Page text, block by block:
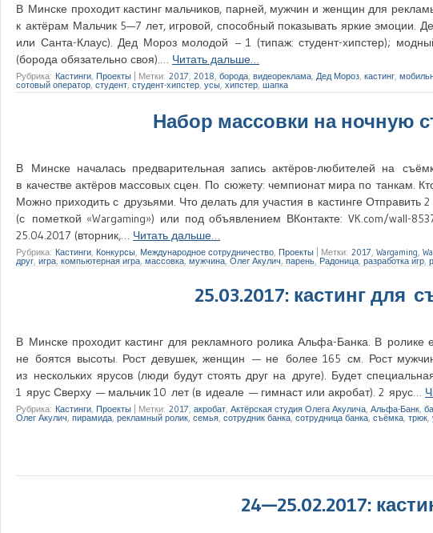
В Минске проходит кастинг мальчиков, парней, мужчин и женщин для
к актёрам Мальчик 5—7 лет, игровой, способный показывать яркие эмоции.
или Санта-Клаус). Дед Мороз молодой – 1 (типаж: студент-хипстер);
(борода обязательно своя).… Читать дальше…
Рубрика: Кастинги Проекты Метки: 2017 2018 борода видеореклама Дед Мороз кастинг
сотовый оператор, студент студент-хипстер усы хипстер шапка
Набор массовки на ночную
В Минске началась предварительная запись актёров-любителей на
в качестве актёров массовых сцен. По сюжету: чемпионат мира по
Можно приходить с друзьями. Что делать для участия в кастинге Отправить
(с пометкой «Wargaming») или под объявлением ВКонтакте: VK.com/wall-
25.04.2017 (вторник,… Читать дальше…
Рубрика: Кастинги Конкурсы Международное сотрудничество Проекты Метки: 2017 Wargaming
друг игра компьютерная игра массовка ,мужчина,Олег Акулич ,парень , Радоница разработка игр
25.03.2017: кастинг для
В Минске проходит кастинг для рекламного ролика Альфа-Банка. В
не боятся высоты. Рост девушек, женщин — не более 165 см. Рост
из нескольких ярусов (люди будут стоять друг на друге). Будет
1 ярус Сверху — мальчик 10 лет (в идеале — гимнаст или акробат). 2 ярус…
Рубрика: Кастинги Проекты Метки: 2017 акробат Актёрская студия Олега Акулича Альфа-Банк
Олег Акулич пирамида рекламный ролик, семья сотрудник банка,сотрудница банка съёмка трюк
24—25.02.2017: